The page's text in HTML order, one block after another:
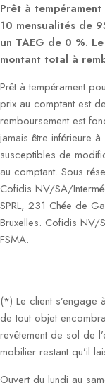
Prêt à
10 mensualités de
un TAEG de 0 %. Le
montant total à
Prêt à tempérament
prix au comptant est
remboursement est
jamais être inférieure
susceptibles de
au comptant. Sous
Cofidis NV/SA/
SPRL, 231 Chée de
Bruxelles. Cofidis NV/
FSMA.
(*) Le client s’engage
de tout objet
revêtement de sol de
mobilier restant qu’il
Ouvert du lundi au